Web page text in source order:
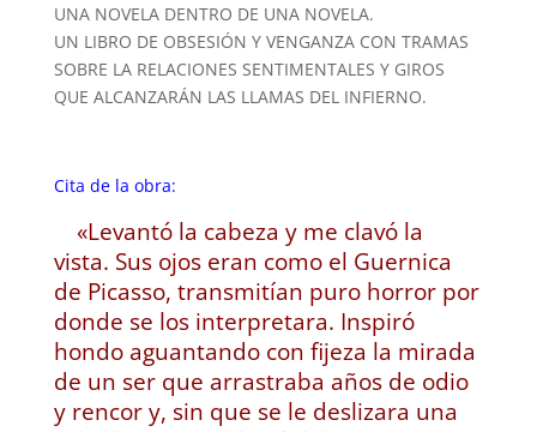
UNA NOVELA DENTRO DE UNA NOVELA.
UN LIBRO DE OBSESIÓN Y VENGANZA CON TRAMAS
SOBRE LA RELACIONES SENTIMENTALES Y GIROS
QUE ALCANZARÁN LAS LLAMAS DEL INFIERNO.
Cita de la obra:
«Levantó la cabeza y me clavó la
vista. Sus ojos eran como el Guernica
de Picasso, transmitían puro horror por
donde se los interpretara. Inspiró
hondo aguantando con fijeza la mirada
de un ser que arrastraba años de odio
y rencor y, sin que se le deslizara una